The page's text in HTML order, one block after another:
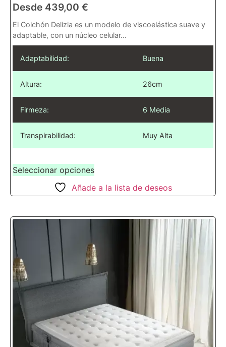
Desde 439,00 €
El Colchón Delizia es un modelo de viscoelástica suave y
adaptable, con un núcleo celular...
Adaptabilidad: Buena
Altura: 26cm
Firmeza: 6 Media
Transpirabilidad: Muy Alta
Seleccionar opciones
Añade a la lista de deseos